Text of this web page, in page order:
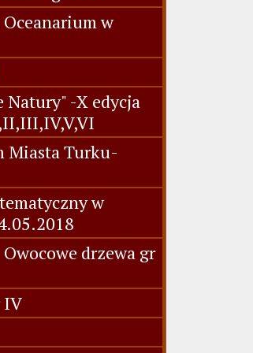
w
Natury" -X edycja
Miasta Turku-
w
drzewa gr
IV